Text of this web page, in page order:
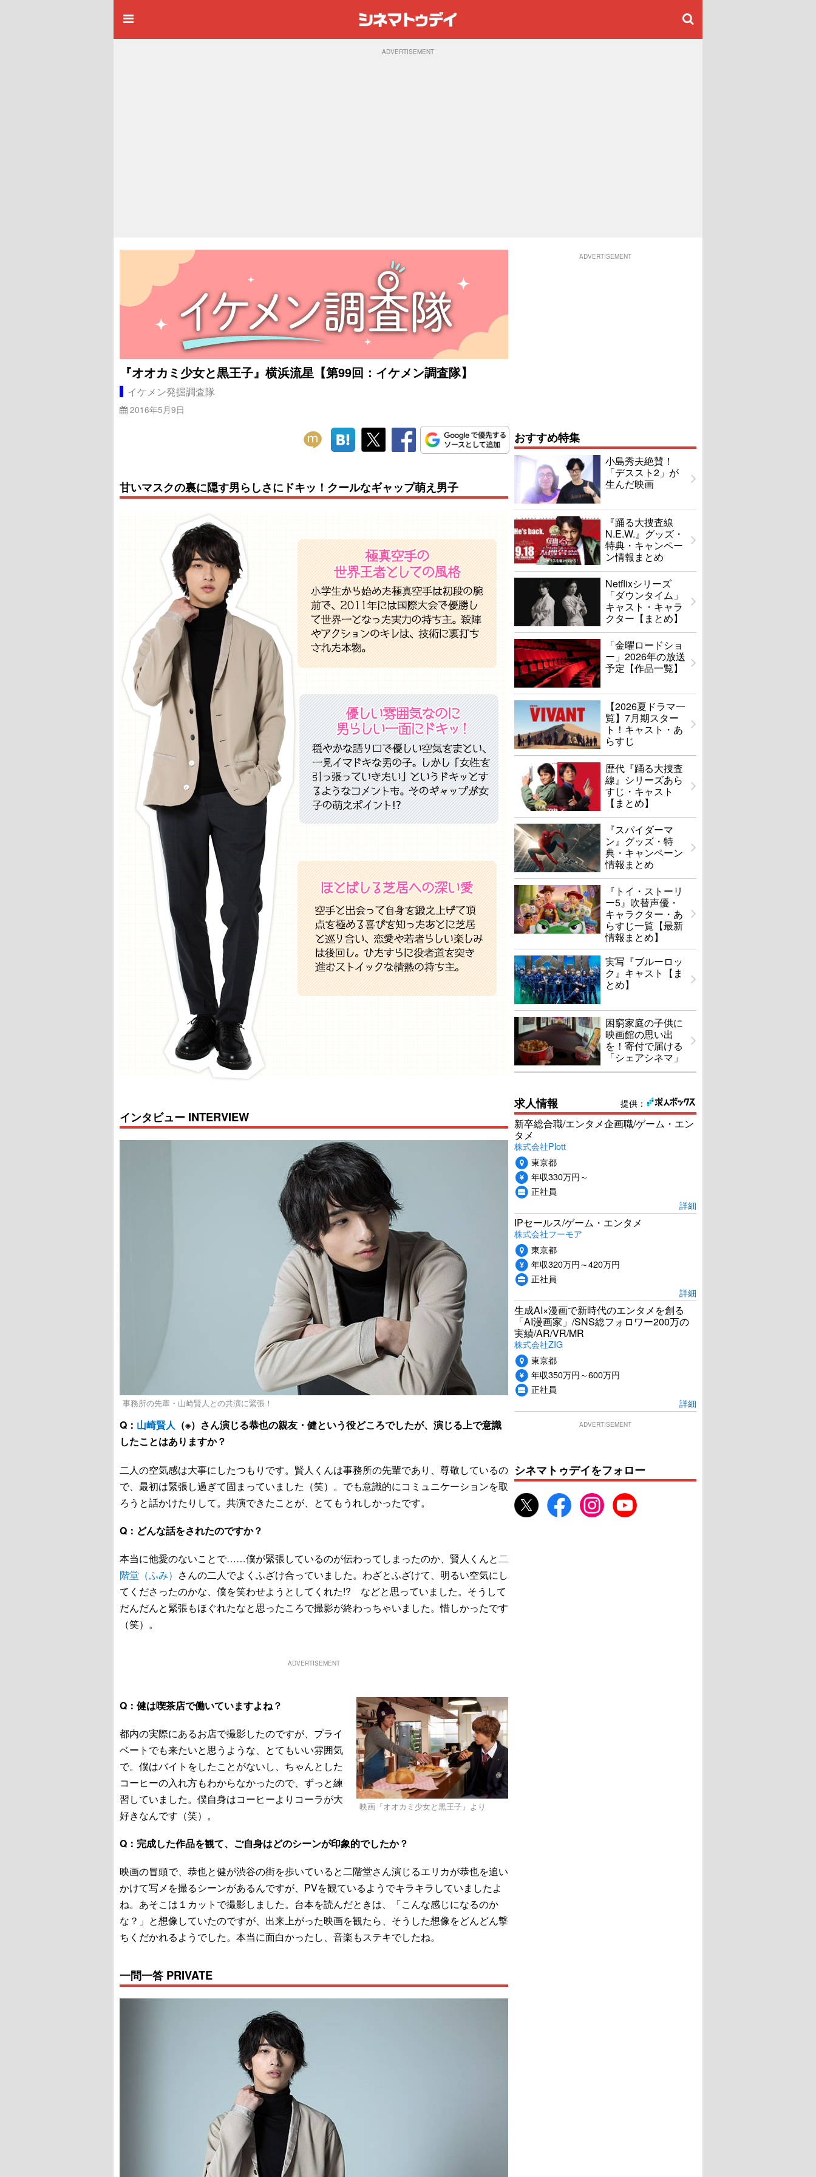
ADVERTISEMENT
『オオカミ少女と黒王子』横浜流星【第99回：イケメン調査隊】
イケメン発掘調査隊
2016年5月9日
甘いマスクの裏に隠す男らしさにドキッ！クールなギャップ萌え男子
インタビュー INTERVIEW
事務所の先輩・山崎賢人との共演に緊張！
Q： 山崎賢人 （※）さん演じる恭也の親友・健という役どころでしたが、演じる上で意識
したことはありますか？
二人の空気感は大事にしたつもりです。賢人くんは事務所の先輩であり、尊敬しているの
で、最初は緊張し過ぎて固まっていました（笑）。でも意識的にコミュニケーションを取
ろうと話かけたりして。共演できたことが、とてもうれしかったです。
Q：どんな話をされたのですか？
本当に他愛のないことで……僕が緊張しているのが伝わってしまったのか、賢人くんと二
階堂（ふみ） さんの二人でよくふざけ合っていました。わざとふざけて、明るい空気にし
てくださったのかな、僕を笑わせようとしてくれた!? などと思っていました。そうして
だんだんと緊張もほぐれたなと思ったころで撮影が終わっちゃいました。惜しかったです
（笑）。
ADVERTISEMENT
映画『オオカミ少女と黒王子』より
Q：健は喫茶店で働いていますよね？
都内の実際にあるお店で撮影したのですが、プライ
ベートでも来たいと思うような、とてもいい雰囲気
で。僕はバイトをしたことがないし、ちゃんとした
コーヒーの入れ方もわからなかったので、ずっと練
習していました。僕自身はコーヒーよりコーラが大
好きなんです（笑）。
Q：完成した作品を観て、ご自身はどのシーンが印象的でしたか？
映画の冒頭で、恭也と健が渋谷の街を歩いていると二階堂さん演じるエリカが恭也を追い
かけて写メを撮るシーンがあるんですが、PVを観ているようでキラキラしていましたよ
ね。あそこは１カットで撮影しました。台本を読んだときは、「こんな感じになるのか
な？」と想像していたのですが、出来上がった映画を観たら、そうした想像をどんどん撃
ちくだかれるようでした。本当に面白かったし、音楽もステキでしたね。
一問一答 PRIVATE
ADVERTISEMENT
おすすめ特集
小島秀夫絶賛！
「デススト2」が
生んだ映画
『踊る大捜査線
N.E.W.』グッズ・
特典・キャンペー
ン情報まとめ
Netflixシリーズ
「ダウンタイム」
キャスト・キャラ
クター【まとめ】
「金曜ロードショ
ー」2026年の放送
予定【作品一覧】
【2026夏ドラマ一
覧】7月期スター
ト！キャスト・あ
らすじ
歴代『踊る大捜査
線』シリーズあら
すじ・キャスト
【まとめ】
『スパイダーマ
ン』グッズ・特
典・キャンペーン
情報まとめ
『トイ・ストーリ
ー5』吹替声優・
キャラクター・あ
らすじ一覧【最新
情報まとめ】
実写『ブルーロッ
ク』キャスト【ま
とめ】
困窮家庭の子供に
映画館の思い出
を！寄付で届ける
「シェアシネマ」
提供：
求人情報
新卒総合職/エンタメ企画職/ゲーム・エン
タメ
株式会社Plott
東京都
年収330万円～
正社員
詳細
IPセールス/ゲーム・エンタメ
株式会社フーモア
東京都
年収320万円～420万円
正社員
詳細
生成AI×漫画で新時代のエンタメを創る
「AI漫画家」/SNS総フォロワー200万の
実績/AR/VR/MR
株式会社ZIG
東京都
年収350万円～600万円
正社員
詳細
ADVERTISEMENT
シネマトゥデイをフォロー